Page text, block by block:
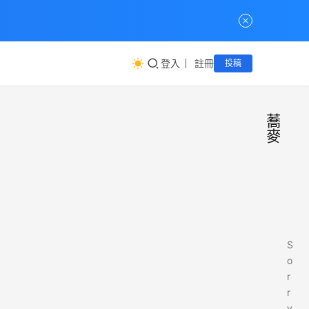
登入 註冊 投稿
蕎
麥
S
o
r
r